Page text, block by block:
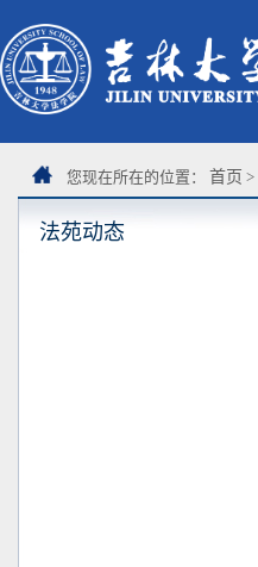
您现在所在的位置： 首页 >
法苑动态